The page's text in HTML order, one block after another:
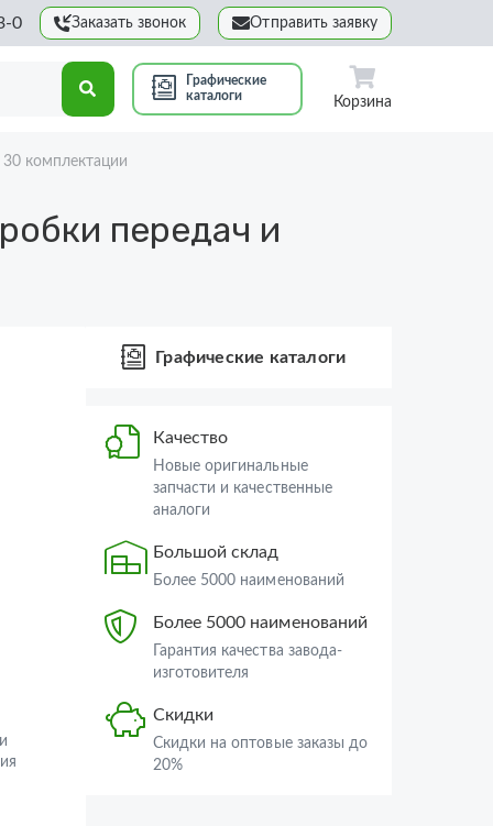
0 Заказать звонок Отправить заявку
Графические
каталоги
Корзина
комплектации
передач и
Графические каталоги
Качество
Новые оригинальные
запчасти и качественные
аналоги
Большой склад
Более 5000 наименований
Более 5000 наименований
Гарантия качества завода-
изготовителя
Скидки
Скидки на оптовые заказы до
20%